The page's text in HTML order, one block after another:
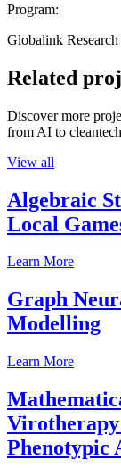
Program:
Globalink
Related
Discover more
from AI to
View all
Algebraic
Local
Learn More
Graph
Modelling
Learn More
Virotherapy
Phenotypic